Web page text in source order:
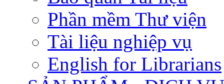
Phần mềm Thư viện
Tài liệu nghiệp vụ
English for Librarians